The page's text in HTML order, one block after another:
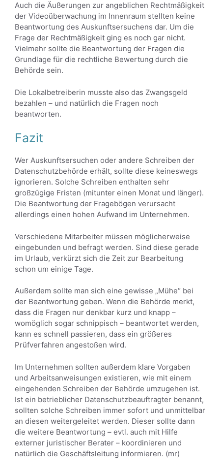
Auch die Äußerungen zur angeblichen Rechtmäßigkeit
der Videoüberwachung im Innenraum stellten keine
Beantwortung des Auskunftsersuchens dar. Um die
Frage der Rechtmäßigkeit ging es noch gar nicht.
Vielmehr sollte die Beantwortung der Fragen die
Grundlage für die rechtliche Bewertung durch die
Behörde sein.
Die Lokalbetreiberin musste also das Zwangsgeld
bezahlen – und natürlich die Fragen noch
beantworten.
Fazit
Wer Auskunftsersuchen oder andere Schreiben der
Datenschutzbehörde erhält, sollte diese keineswegs
ignorieren. Solche Schreiben enthalten sehr
großzügige Fristen (mitunter einen Monat und länger).
Die Beantwortung der Fragebögen verursacht
allerdings einen hohen Aufwand im Unternehmen.
Verschiedene Mitarbeiter müssen möglicherweise
eingebunden und befragt werden. Sind diese gerade
im Urlaub, verkürzt sich die Zeit zur Bearbeitung
schon um einige Tage.
Außerdem sollte man sich eine gewisse „Mühe“ bei
der Beantwortung geben. Wenn die Behörde merkt,
dass die Fragen nur denkbar kurz und knapp –
womöglich sogar schnippisch – beantwortet werden,
kann es schnell passieren, dass ein größeres
Prüfverfahren angestoßen wird.
Im Unternehmen sollten außerdem klare Vorgaben
und Arbeitsanweisungen existieren, wie mit einem
eingehenden Schreiben der Behörde umzugehen ist.
Ist ein betrieblicher Datenschutzbeauftragter benannt,
sollten solche Schreiben immer sofort und unmittelbar
an diesen weitergeleitet werden. Dieser sollte dann
die weitere Beantwortung – evtl. auch mit Hilfe
externer juristischer Berater – koordinieren und
natürlich die Geschäftsleitung informieren. (mr)